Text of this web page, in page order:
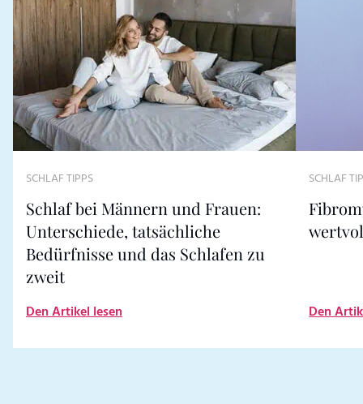
SCHLAF TIPPS
Schlaf bei Männern und Frauen:
Unterschiede, tatsächliche
Bedürfnisse und das Schlafen zu
zweit
Den Artikel lesen
SCHLAF
Den